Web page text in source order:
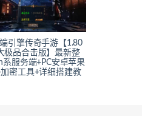
引擎传奇手游【1.80
极品合击版】最新整
系服务端+PC安卓苹果
密工具+详细搭建教